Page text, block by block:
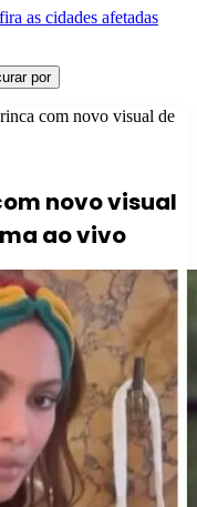
as cidades afetadas
por
com novo visual de
novo visual
ao vivo